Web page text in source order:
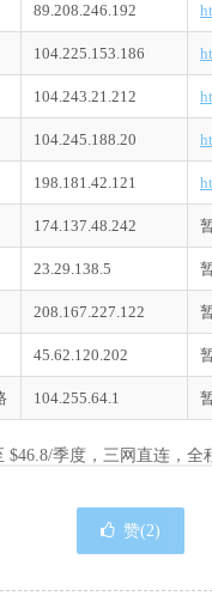
89.208.246.192
104.225.153.186
104.243.21.212
104.245.188.20
198.181.42.121
174.137.48.242
23.29.138.5
208.167.227.122
45.62.120.202
104.255.64.1
$46.8/季度，三网直连，全
赞(2)